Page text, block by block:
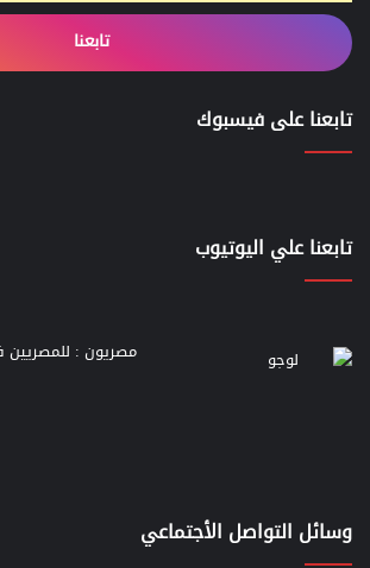
تابعنا
تابعنا على فيسبوك
تابعنا علي اليوتيوب
مصريون : للمصريين
وسائل التواصل الأجتماعي